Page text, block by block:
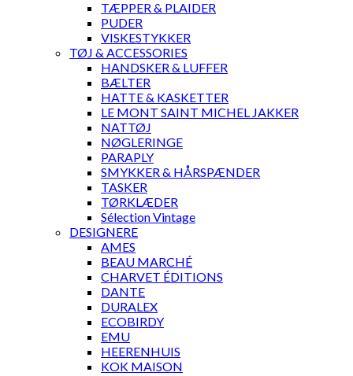
TÆPPER & PLAIDER
PUDER
VISKESTYKKER
TØJ & ACCESSORIES
HANDSKER & LUFFER
BÆLTER
HATTE & KASKETTER
LE MONT SAINT MICHEL JAKKER
NATTØJ
NØGLERINGE
PARAPLY
SMYKKER & HÅRSPÆNDER
TASKER
TØRKLÆDER
Sélection Vintage
DESIGNERE
AMES
BEAU MARCHÉ
CHARVET ÉDITIONS
DANTE
DURALEX
ECOBIRDY
EMU
HEERENHUIS
KOK MAISON